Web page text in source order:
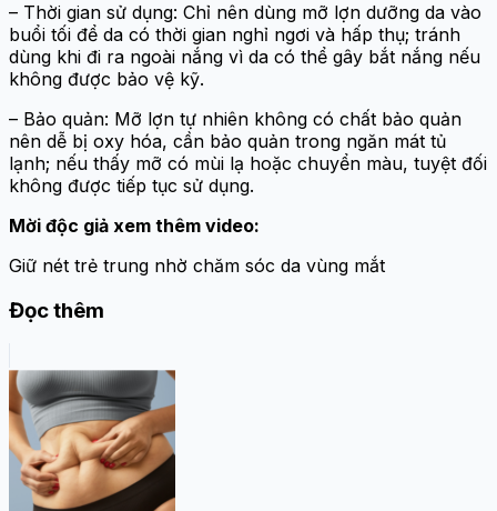
– Thời gian sử dụng: Chỉ nên dùng mỡ lợn dưỡng da vào
buổi tối để da có thời gian nghỉ ngơi và hấp thụ; tránh
dùng khi đi ra ngoài nắng vì da có thể gây bắt nắng nếu
không được bảo vệ kỹ.
– Bảo quản: Mỡ lợn tự nhiên không có chất bảo quản
nên dễ bị oxy hóa, cần bảo quản trong ngăn mát tủ
lạnh; nếu thấy mỡ có mùi lạ hoặc chuyển màu, tuyệt đối
không được tiếp tục sử dụng.
Mời độc giả xem thêm video:
Giữ nét trẻ trung nhờ chăm sóc da vùng mắt
Đọc thêm